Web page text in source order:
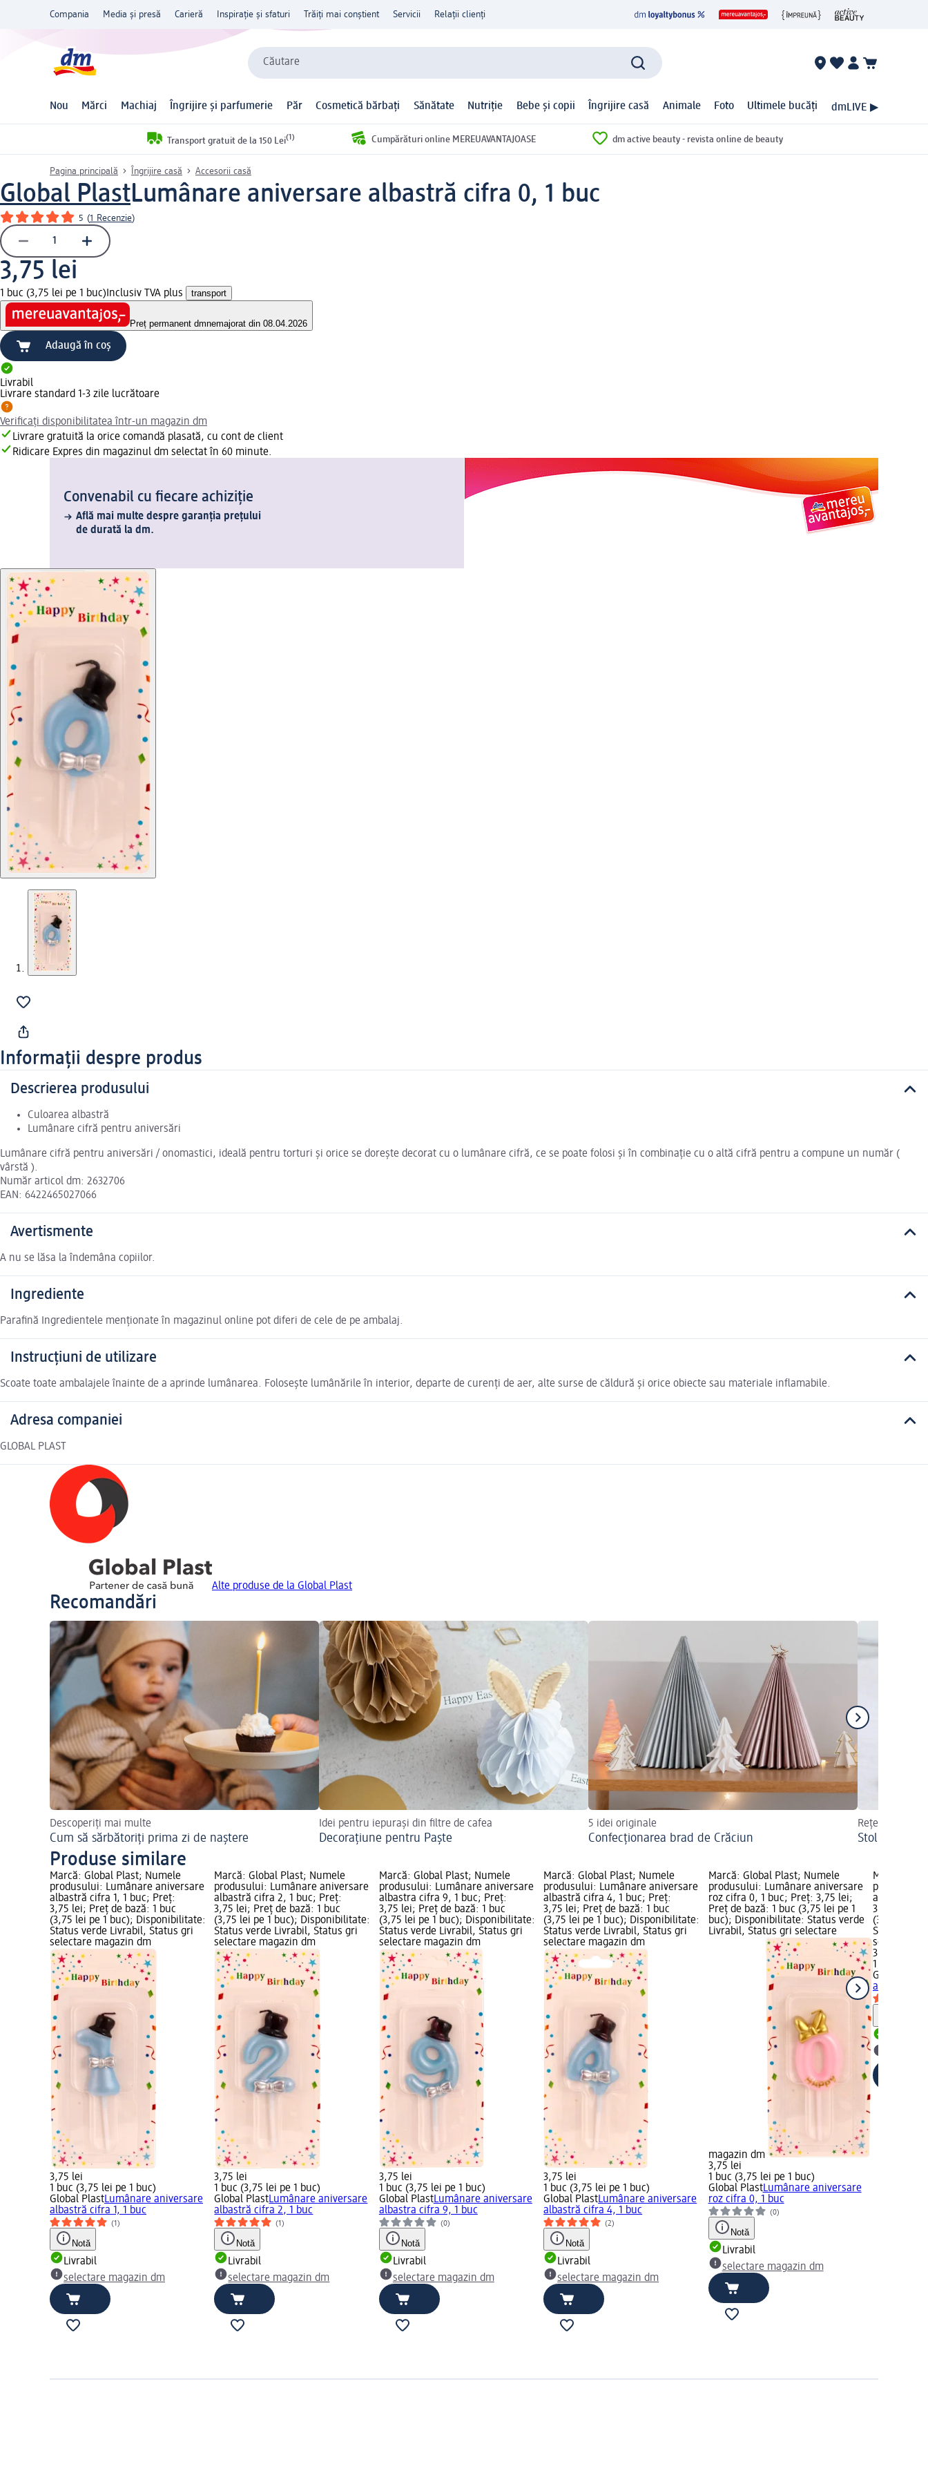
Compania Media și presă Carieră Inspirație și sfaturi Trăiți mai conștient Servicii Relații clienți
Căutare
Nou Mărci Machiaj Îngrijire și parfumerie Păr Cosmetică bărbați Sănătate Nutriție Bebe și copii Îngrijire casă Animale Foto Ultimele bucăți dmLIVE ▶
Transport gratuit de la 150 Lei(1) Cumpărături online MEREUAVANTAJOASE dm active beauty - revista online de beauty
Pagina principală Îngrijire casă Accesorii casă
Global PlastLumânare aniversare albastră cifra 0, 1 buc
5 (1 Recenzie)
3,75 lei
1 buc (3,75 lei pe 1 buc) Inclusiv TVA plus transport
Preț permanent dmnemajorat din 08.04.2026
Adaugă în coș
Livrabil
Livrare standard 1-3 zile lucrătoare
Verificați disponibilitatea într-un magazin dm
Livrare gratuită la orice comandă plasată, cu cont de client
Ridicare Expres din magazinul dm selectat în 60 minute.
Convenabil cu fiecare achiziție
Află mai multe despre garanția prețului
de durată la dm.
Informații despre produs
Descrierea produsului
Culoarea albastră
Lumânare cifră pentru aniversări
Lumânare cifră pentru aniversări / onomastici, ideală pentru torturi și orice se dorește decorat cu o lumânare cifră, ce se poate folosi și în combinație cu o altă cifră pentru a compune un număr (
vârstă ).
Număr articol dm: 2632706
EAN: 6422465027066
Avertismente
A nu se lăsa la îndemâna copiilor.
Ingrediente
Parafină Ingredientele menționate în magazinul online pot diferi de cele de pe ambalaj.
Instrucțiuni de utilizare
Scoate toate ambalajele înainte de a aprinde lumânarea. Folosește lumânările în interior, departe de curenți de aer, alte surse de căldură și orice obiecte sau materiale inflamabile.
Adresa companiei
GLOBAL PLAST
Alte produse de la Global Plast
Recomandări
Descoperiți mai multe
Cum să sărbătoriți prima zi de naștere
Idei pentru iepurași din filtre de cafea
Decorațiune pentru Paște
5 idei originale
Confecționarea brad de Crăciun
Rețeta și
Stollen,
Produse similare
Marcă: Global Plast; Numele
produsului: Lumânare aniversare
albastră cifra 1, 1 buc; Preț:
3,75 lei; Preț de bază: 1 buc
(3,75 lei pe 1 buc); Disponibilitate:
Status verde Livrabil, Status gri
selectare magazin dm
3,75 lei
1 buc (3,75 lei pe 1 buc)
Global PlastLumânare aniversare
albastră cifra 1, 1 buc
(1)
Notă
Livrabil
selectare magazin dm
Marcă: Global Plast; Numele
produsului: Lumânare aniversare
albastră cifra 2, 1 buc; Preț:
3,75 lei; Preț de bază: 1 buc
(3,75 lei pe 1 buc); Disponibilitate:
Status verde Livrabil, Status gri
selectare magazin dm
3,75 lei
1 buc (3,75 lei pe 1 buc)
Global PlastLumânare aniversare
albastră cifra 2, 1 buc
(1)
Notă
Livrabil
selectare magazin dm
Marcă: Global Plast; Numele
produsului: Lumânare aniversare
albastra cifra 9, 1 buc; Preț:
3,75 lei; Preț de bază: 1 buc
(3,75 lei pe 1 buc); Disponibilitate:
Status verde Livrabil, Status gri
selectare magazin dm
3,75 lei
1 buc (3,75 lei pe 1 buc)
Global PlastLumânare aniversare
albastra cifra 9, 1 buc
(0)
Notă
Livrabil
selectare magazin dm
Marcă: Global Plast; Numele
produsului: Lumânare aniversare
albastră cifra 4, 1 buc; Preț:
3,75 lei; Preț de bază: 1 buc
(3,75 lei pe 1 buc); Disponibilitate:
Status verde Livrabil, Status gri
selectare magazin dm
3,75 lei
1 buc (3,75 lei pe 1 buc)
Global PlastLumânare aniversare
albastră cifra 4, 1 buc
(2)
Notă
Livrabil
selectare magazin dm
Marcă: Global Plast; Numele
produsului: Lumânare aniversare
roz cifra 0, 1 buc; Preț: 3,75 lei;
Preț de bază: 1 buc (3,75 lei pe 1
buc); Disponibilitate: Status verde
Livrabil, Status gri selectare
magazin dm
3,75 lei
1 buc (3,75 lei pe 1 buc)
Global PlastLumânare aniversare
roz cifra 0, 1 buc
(0)
Notă
Livrabil
selectare magazin dm
Marcă:
produsului:
albastră
3,75 lei;
(3,75 lei pe
Status
selectare
3,75 lei
1 buc (3,75
Global Plast
albastră